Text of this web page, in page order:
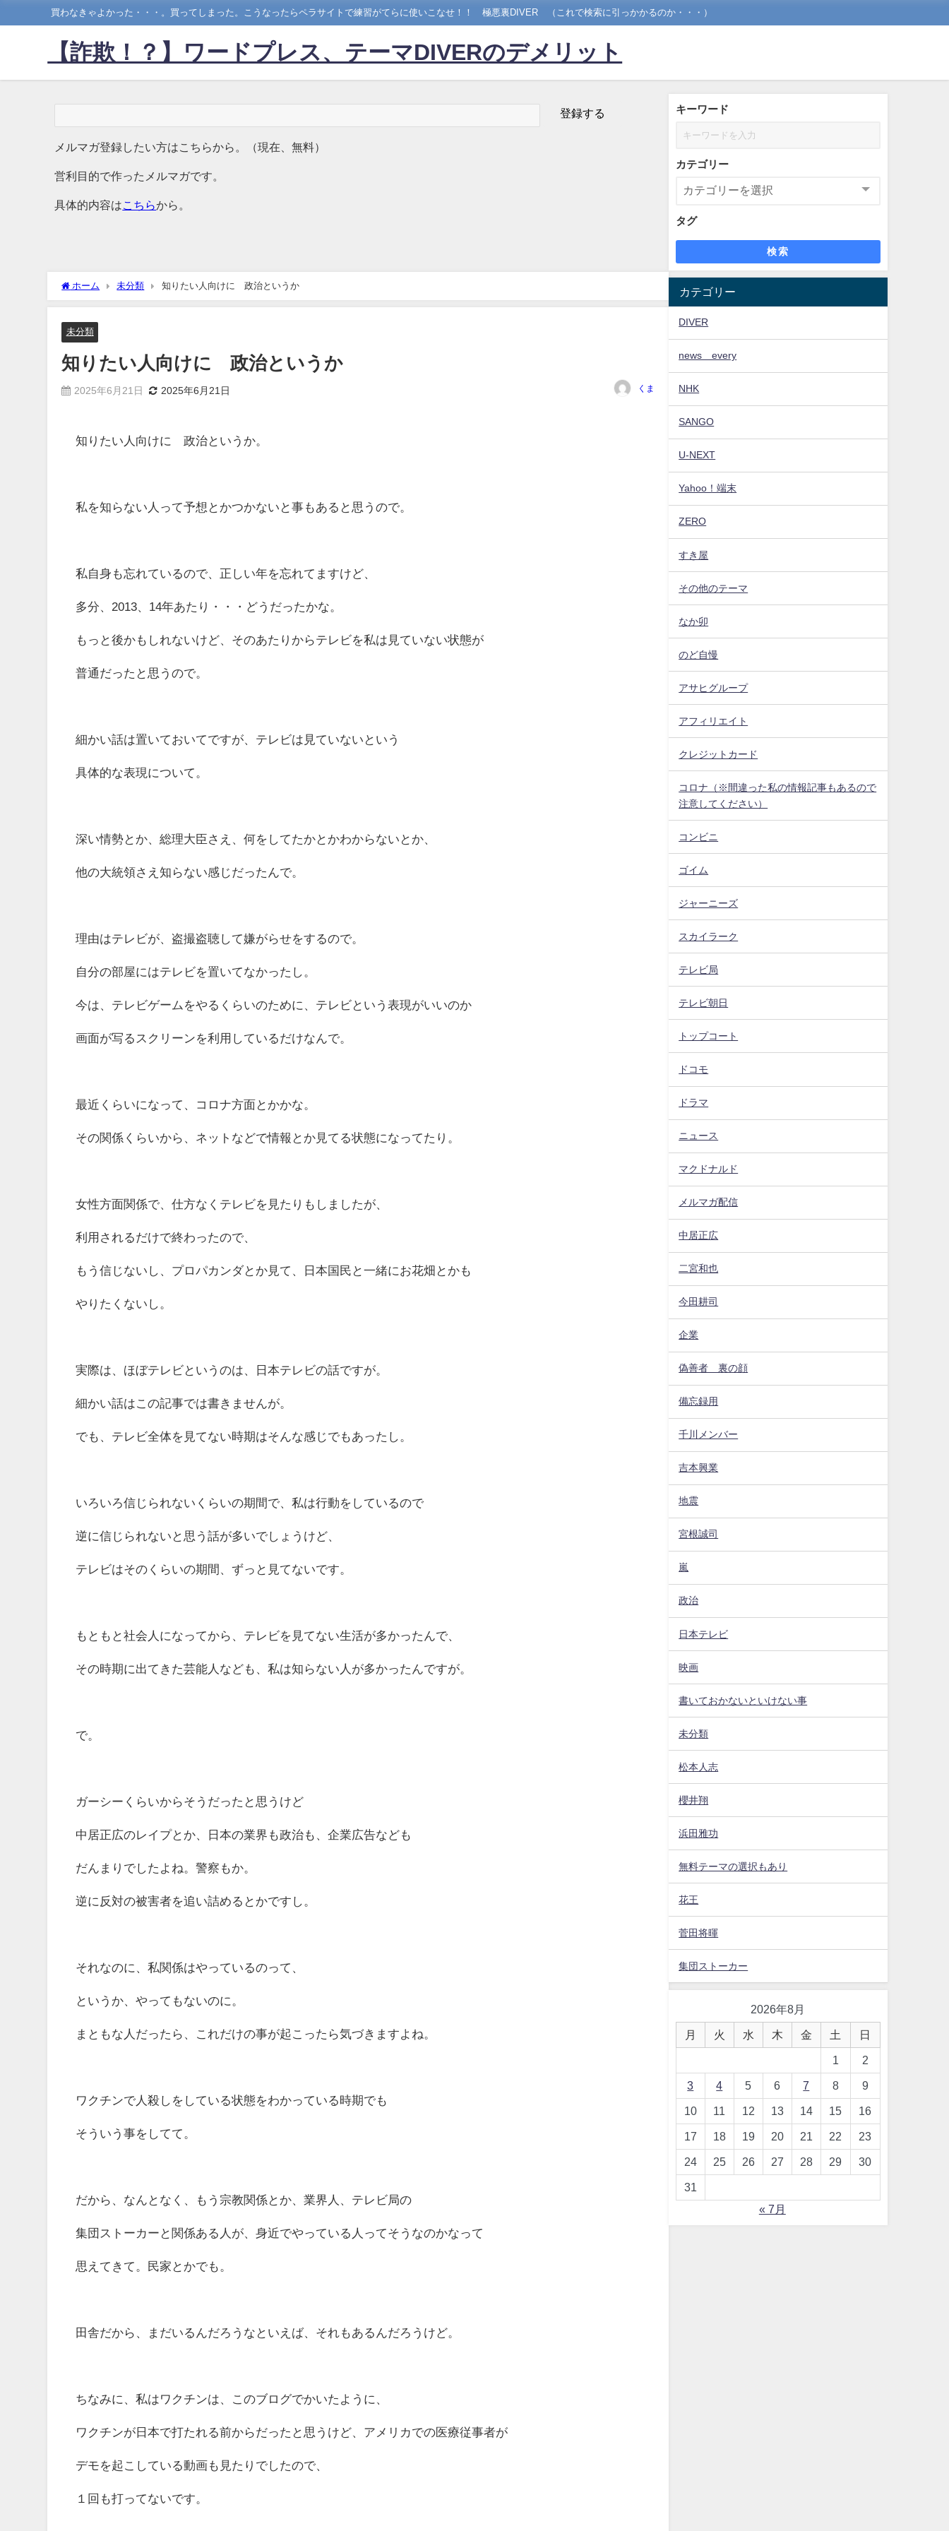
買わなきゃよかった・・・。買ってしまった。こうなったらペラサイトで練習がてらに使いこなせ！！ 極悪裏DIVER （これで検索に引っかかるのか・・・）
【詐欺！？】ワードプレス、テーマDIVERのデメリット
メルマガ登録したい方はこちらから。（現在、無料）
営利目的で作ったメルマガです。
具体的内容は こちらから。
ホーム 未分類 知りたい人向けに 政治というか
未分類
知りたい人向けに 政治というか
2025年6月21日 2025年6月21日 くま
知りたい人向けに 政治というか。
私を知らない人って予想とかつかないと事もあると思うので。
私自身も忘れているので、正しい年を忘れてますけど、
多分、2013、14年あたり・・・どうだったかな。
もっと後かもしれないけど、そのあたりからテレビを私は見ていない状態が
普通だったと思うので。
細かい話は置いておいてですが、テレビは見ていないという
具体的な表現について。
深い情勢とか、総理大臣さえ、何をしてたかとかわからないとか、
他の大統領さえ知らない感じだったんで。
理由はテレビが、盗撮盗聴して嫌がらせをするので。
自分の部屋にはテレビを置いてなかったし。
今は、テレビゲームをやるくらいのために、テレビという表現がいいのか
画面が写るスクリーンを利用しているだけなんで。
最近くらいになって、コロナ方面とかかな。
その関係くらいから、ネットなどで情報とか見てる状態になってたり。
女性方面関係で、仕方なくテレビを見たりもしましたが、
利用されるだけで終わったので、
もう信じないし、プロパカンダとか見て、日本国民と一緒にお花畑とかも
やりたくないし。
実際は、ほぼテレビというのは、日本テレビの話ですが。
細かい話はこの記事では書きませんが。
でも、テレビ全体を見てない時期はそんな感じでもあったし。
いろいろ信じられないくらいの期間で、私は行動をしているので
逆に信じられないと思う話が多いでしょうけど、
テレビはそのくらいの期間、ずっと見てないです。
もともと社会人になってから、テレビを見てない生活が多かったんで、
その時期に出てきた芸能人なども、私は知らない人が多かったんですが。
で。
ガーシーくらいからそうだったと思うけど
中居正広のレイプとか、日本の業界も政治も、企業広告なども
だんまりでしたよね。警察もか。
逆に反対の被害者を追い詰めるとかですし。
それなのに、私関係はやっているのって、
というか、やってもないのに。
まともな人だったら、これだけの事が起こったら気づきますよね。
ワクチンで人殺しをしている状態をわかっている時期でも
そういう事をしてて。
だから、なんとなく、もう宗教関係とか、業界人、テレビ局の
集団ストーカーと関係ある人が、身近でやっている人ってそうなのかなって
思えてきて。民家とかでも。
田舎だから、まだいるんだろうなといえば、それもあるんだろうけど。
ちなみに、私はワクチンは、このブログでかいたように、
ワクチンが日本で打たれる前からだったと思うけど、アメリカでの医療従事者が
デモを起こしている動画も見たりでしたので、
１回も打ってないです。
キーワード
カテゴリー
タグ
検索
カテゴリー
DIVER
news every
NHK
SANGO
U-NEXT
Yahoo！端末
ZERO
すき屋
その他のテーマ
なか卯
のど自慢
アサヒグループ
アフィリエイト
クレジットカード
コロナ（※間違った私の情報記事もあるので
注意してください）
コンビニ
ゴイム
ジャーニーズ
スカイラーク
テレビ局
テレビ朝日
トップコート
ドコモ
ドラマ
ニュース
マクドナルド
メルマガ配信
中居正広
二宮和也
今田耕司
企業
偽善者 裏の顔
備忘録用
千川メンバー
吉本興業
地震
宮根誠司
嵐
政治
日本テレビ
映画
書いておかないといけない事
未分類
松本人志
櫻井翔
浜田雅功
無料テーマの選択もあり
花王
菅田将暉
集団ストーカー
2026年8月
月 火 水 木 金 土 日
1 2
3 4 5 6 7 8 9
10 11 12 13 14 15 16
17 18 19 20 21 22 23
24 25 26 27 28 29 30
31
« 7月